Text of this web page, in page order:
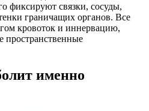
фиксируют связки, сосуды,
граничащих органов. Все
кровоток и иннервацию,
пространственные
именно